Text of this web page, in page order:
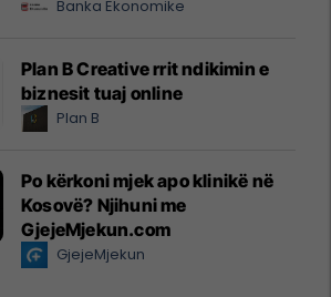
Banka Ekonomike
Plan B Creative rrit ndikimin e
biznesit tuaj online
Plan B
Po kërkoni mjek apo klinikë në
Kosovë? Njihuni me
GjejeMjekun.com
GjejeMjekun